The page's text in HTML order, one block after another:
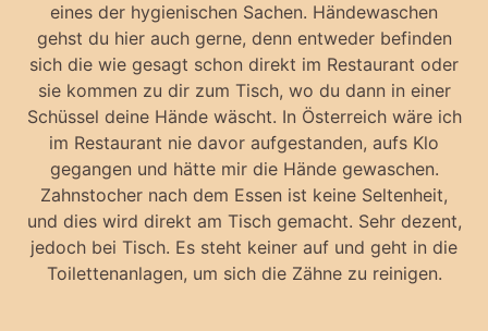
eines der hygienischen Sachen. Händewaschen
gehst du hier auch gerne, denn entweder befinden
sich die wie gesagt schon direkt im Restaurant oder
sie kommen zu dir zum Tisch, wo du dann in einer
Schüssel deine Hände wäscht. In Österreich wäre ich
im Restaurant nie davor aufgestanden, aufs Klo
gegangen und hätte mir die Hände gewaschen.
Zahnstocher nach dem Essen ist keine Seltenheit,
und dies wird direkt am Tisch gemacht. Sehr dezent,
jedoch bei Tisch. Es steht keiner auf und geht in die
Toilettenanlagen, um sich die Zähne zu reinigen.